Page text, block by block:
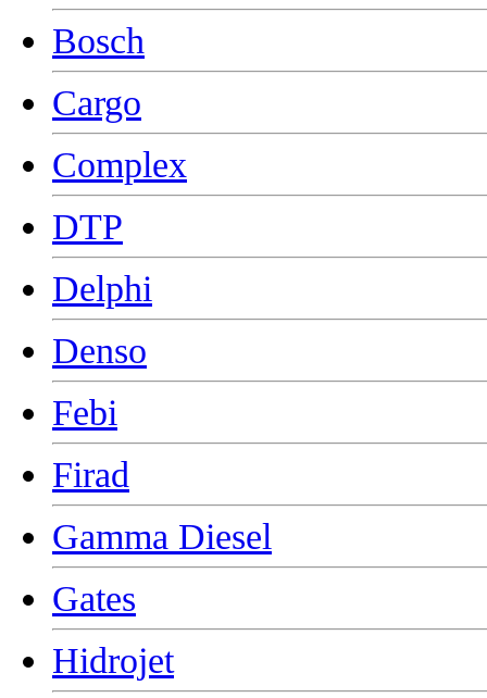
Bosch
Cargo
Complex
DTP
Delphi
Denso
Febi
Firad
Gamma Diesel
Gates
Hidrojet